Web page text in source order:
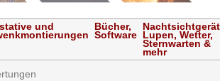
und Bücher,
Software Lupen, Wetter,
Sternwarten &
mehr